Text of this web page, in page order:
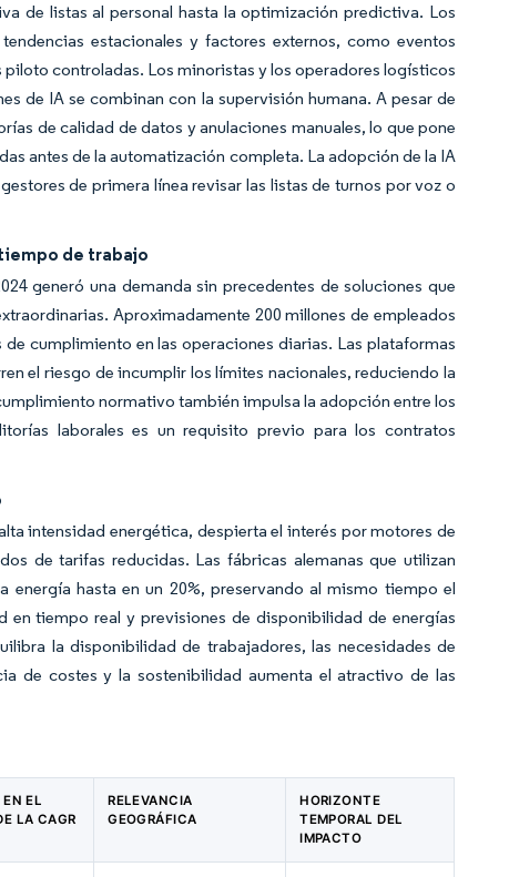
de listas al personal hasta la optimización predictiva. Los
estacionales y factores externos, como eventos
controladas. Los minoristas y los operadores logísticos
de IA se combinan con la supervisión humana. A pesar de
de calidad de datos y anulaciones manuales, lo que pone
antes de la automatización completa. La adopción de la IA
de primera línea revisar las listas de turnos por voz o
de trabajo
generó una demanda sin precedentes de soluciones que
Aproximadamente 200 millones de empleados
cumplimiento en las operaciones diarias. Las plataformas
el riesgo de incumplir los límites nacionales, reduciendo la
normativo también impulsa la adopción entre los
laborales es un requisito previo para los contratos
intensidad energética, despierta el interés por motores de
de tarifas reducidas. Las fábricas alemanas que utilizan
hasta en un 20%, preservando al mismo tiempo el
tiempo real y previsiones de disponibilidad de energías
la disponibilidad de trabajadores, las necesidades de
de costes y la sostenibilidad aumenta el atractivo de las
EL
LA CAGR
RELEVANCIA
GEOGRÁFICA
HORIZONTE
TEMPORAL DEL
IMPACTO